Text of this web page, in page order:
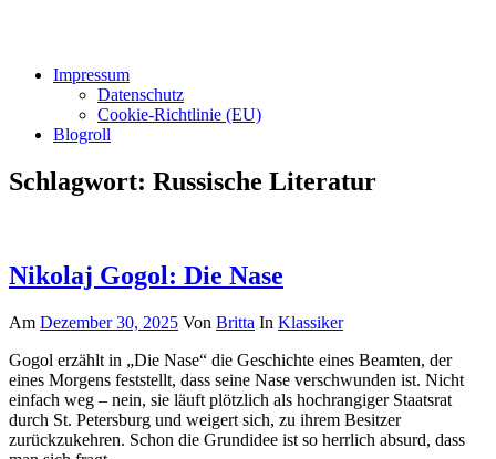
Impressum
Datenschutz
Cookie-Richtlinie (EU)
Blogroll
Schlagwort: Russische Literatur
Nikolaj Gogol: Die Nase
Am Dezember 30, 2025 Von Britta In Klassiker
Gogol erzählt in „Die Nase“ die Geschichte eines Beamten, der
eines Morgens feststellt, dass seine Nase verschwunden ist. Nicht
einfach weg – nein, sie läuft plötzlich als hochrangiger Staatsrat
durch St. Petersburg und weigert sich, zu ihrem Besitzer
zurückzukehren. Schon die Grundidee ist so herrlich absurd, dass